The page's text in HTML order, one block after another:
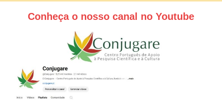
Conheça o nosso canal no Youtube